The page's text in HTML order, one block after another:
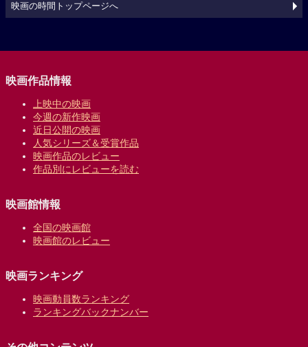
映画の時間トップページへ
映画作品情報
上映中の映画
今週の新作映画
近日公開の映画
人気シリーズ＆受賞作品
映画作品のレビュー
作品別にレビューを読む
映画館情報
全国の映画館
映画館のレビュー
映画ランキング
映画動員数ランキング
ランキングバックナンバー